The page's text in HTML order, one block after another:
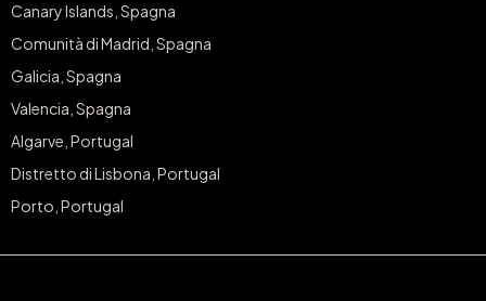
Canary Islands, Spagna
Comunità di Madrid, Spagna
Galicia, Spagna
Valencia, Spagna
Algarve, Portugal
Distretto di Lisbona, Portugal
Porto, Portugal